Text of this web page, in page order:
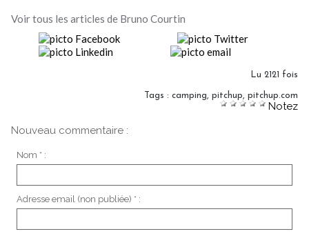
Voir tous les articles de Bruno Courtin
Lu 2121 fois
Tags : camping, pitchup, pitchup.com
Notez
Nouveau commentaire :
Nom * :
Adresse email (non publiée) * :